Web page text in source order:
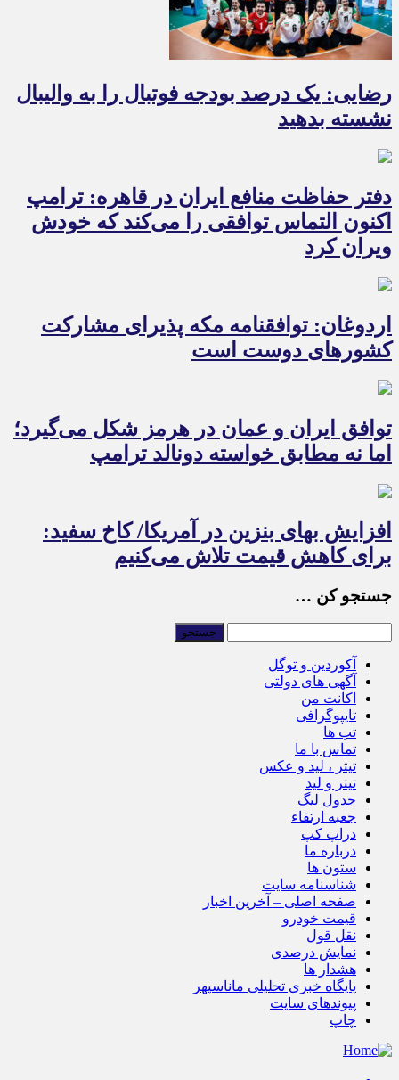
رضایی: یک درصد بودجه فوتبال را به والیبال
نشسته بدهید
دفتر حفاظت منافع ایران در قاهره: ترامپ
اکنون التماس توافقی را می‌کند که خودش
ویران کرد
اردوغان: توافقنامه مکه پذیرای مشارکت
کشورهای دوست است
توافق ایران و عمان در هرمز شکل می‌گیرد؛
اما نه مطابق خواسته دونالد ترامپ
افزایش بهای بنزین در آمریکا/ کاخ سفید:
برای کاهش قیمت تلاش می‌کنیم
جستجو کن …
آکوردین و توگل
آگهی های دولتی
اکانت من
تایپوگرافی
تب ها
تماس با ما
تیتر ، لید و عکس
تیتر و لید
جدول لیگ
جعبه ارتقاء
دراپ کپ
درباره ما
ستون ها
شناسنامه سایت
صفحه اصلی – آخرین اخبار
قیمت خودرو
نقل قول
نمایش درصدی
هشدار ها
پایگاه خبری تحلیلی ماناسپهر
پیوندهای سایت
چاپ